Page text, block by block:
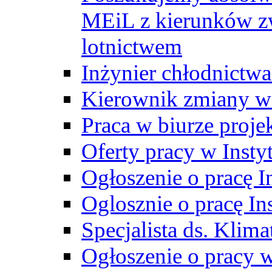
MEiL z kierunków
lotnictwem
Inżynier
Kierownik zmiany
Praca w biurze
Oferty pracy w
Ogłoszenie o pracę
Oglosznie o pracę
Specjalista ds.
Ogłoszenie o pracy